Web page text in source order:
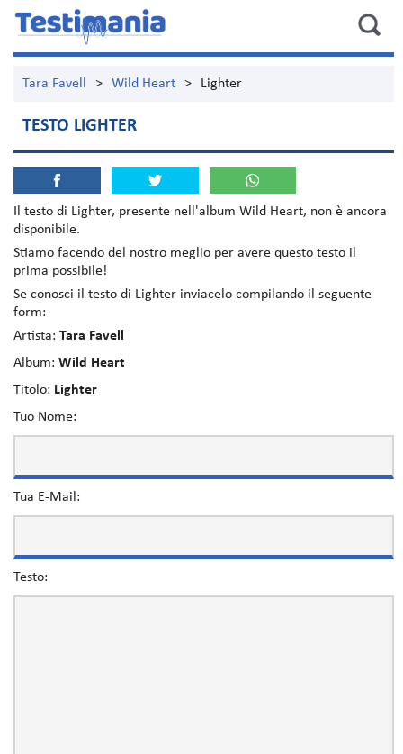
Tara Favell > Wild Heart > Lighter
TESTO LIGHTER
Il testo di Lighter, presente nell'album Wild Heart, non è ancora
disponibile.
Stiamo facendo del nostro meglio per avere questo testo il
prima possibile!
Se conosci il testo di Lighter inviacelo compilando il seguente
form:
Artista: Tara Favell
Album: Wild Heart
Titolo: Lighter
Tuo Nome:
Tua E-Mail:
Testo: